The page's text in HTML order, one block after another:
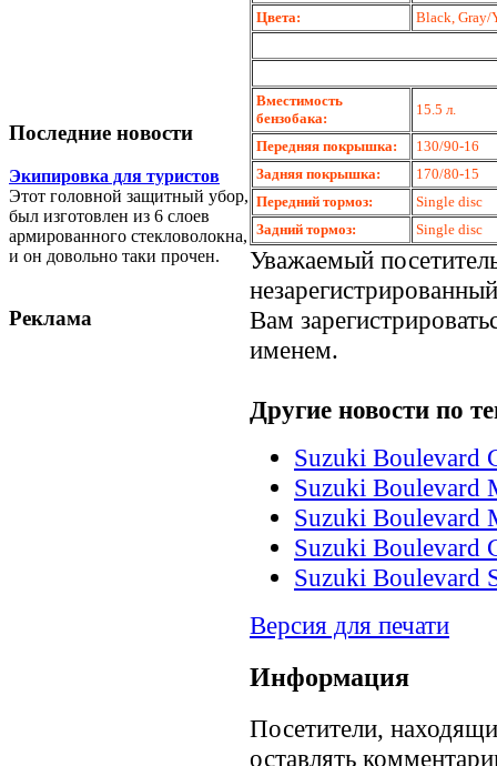
Последние новости
Экипировка для туристов
Этот головной защитный убор,
был изготовлен из 6 слоев
армированного стекловолокна,
и он довольно таки прочен.
Реклама
Цвета:
Black, Gray/
Вместимость
бензобака:
15.5 л.
Передняя покрышка:
130/90-16
Задняя покрышка:
170/80-15
Передний тормоз:
Single disc
Задний тормоз:
Single disc
Уважаемый
Вам
именем.
Другие новости по
Suzuki Boulevard
Suzuki Boulevard
Suzuki Boulevard
Suzuki Boulevard
Suzuki Boulevard
Версия для печати
Информация
Посетители,
оставлять